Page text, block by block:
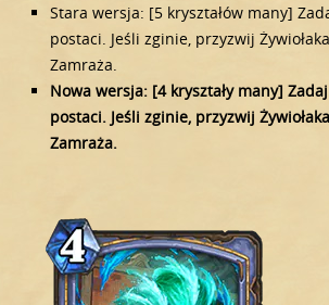
Stara wersja: [5 kryształów many]
postaci. Jeśli zginie, przyzwij
Zamraża.
Nowa wersja: [4 kryształy many]
postaci. Jeśli zginie, przyzwij
Zamraża.